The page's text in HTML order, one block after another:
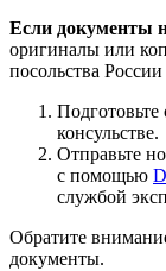
Если документы
оригиналы или
посольства
Подготовьте
консульстве.
Отправьте
с помощью
службой
Обратите
документы.